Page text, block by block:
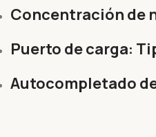
Concentración de
Puerto de carga:
Autocompletado